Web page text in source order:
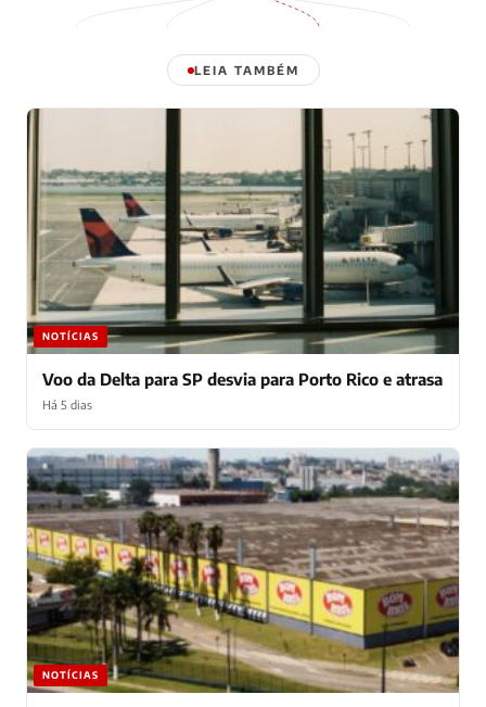
LEIA TAMBÉM
NOTÍCIAS
Voo da Delta para SP desvia para Porto Rico e atrasa
Há 5 dias
NOTÍCIAS